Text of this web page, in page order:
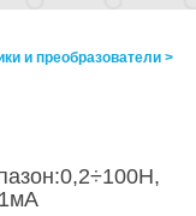
и преобразователи >